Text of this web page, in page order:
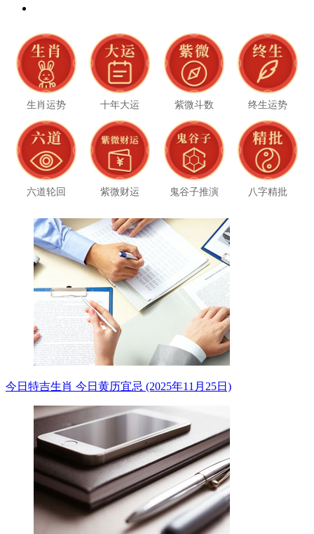
生肖运势 十年大运 紫微斗数 终生运势
六道轮回 紫微财运 鬼谷子推演 八字精批
今日特吉生肖 今日黄历宜忌 (2025年11月25日)